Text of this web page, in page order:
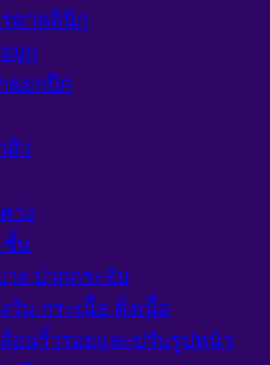
ดาคลินิก
มูก
&ยกปีก
สิว
าง
ชั้น
ง ปากกระจับ
น กระเนื้อ ติ่งเนื้อ
ลือนริ้วรอยและปรับรูปหน้า